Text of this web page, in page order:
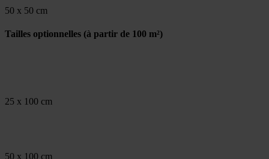
50 x 50 cm
Tailles optionnelles (à partir de 100 m²)
25 x 100 cm
50 x 100 cm